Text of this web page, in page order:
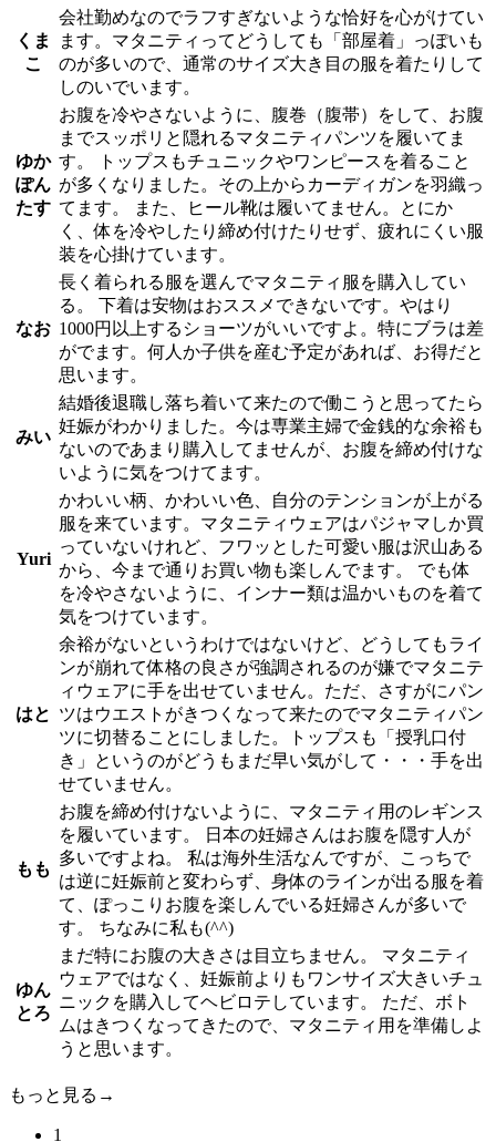
くま
こ
会社勤めなのでラフすぎないような恰好を心がけてい
ます。マタニティってどうしても「部屋着」っぽいも
のが多いので、通常のサイズ大き目の服を着たりして
しのいでいます。
ゆか
ぽん
たす
お腹を冷やさないように、腹巻（腹帯）をして、お腹
までスッポリと隠れるマタニティパンツを履いてま
す。 トップスもチュニックやワンピースを着ること
が多くなりました。その上からカーディガンを羽織っ
てます。 また、ヒール靴は履いてません。とにか
く、体を冷やしたり締め付けたりせず、疲れにくい服
装を心掛けています。
なお
長く着られる服を選んでマタニティ服を購入してい
る。 下着は安物はおススメできないです。やはり
1000円以上するショーツがいいですよ。特にブラは差
がでます。何人か子供を産む予定があれば、お得だと
思います。
みい
結婚後退職し落ち着いて来たので働こうと思ってたら
妊娠がわかりました。今は専業主婦で金銭的な余裕も
ないのであまり購入してませんが、お腹を締め付けな
いように気をつけてます。
Yuri
かわいい柄、かわいい色、自分のテンションが上がる
服を来ています。マタニティウェアはパジャマしか買
っていないけれど、フワッとした可愛い服は沢山ある
から、今まで通りお買い物も楽しんでます。 でも体
を冷やさないように、インナー類は温かいものを着て
気をつけています。
はと
余裕がないというわけではないけど、どうしてもライ
ンが崩れて体格の良さが強調されるのが嫌でマタニテ
ィウェアに手を出せていません。ただ、さすがにパン
ツはウエストがきつくなって来たのでマタニティパン
ツに切替ることにしました。トップスも「授乳口付
き」というのがどうもまだ早い気がして・・・手を出
せていません。
もも
お腹を締め付けないように、マタニティ用のレギンス
を履いています。 日本の妊婦さんはお腹を隠す人が
多いですよね。 私は海外生活なんですが、こっちで
は逆に妊娠前と変わらず、身体のラインが出る服を着
て、ぽっこりお腹を楽しんでいる妊婦さんが多いで
す。 ちなみに私も(^^)
ゆん
とろ
まだ特にお腹の大きさは目立ちません。 マタニティ
ウェアではなく、妊娠前よりもワンサイズ大きいチュ
ニックを購入してヘビロテしています。 ただ、ボト
ムはきつくなってきたので、マタニティ用を準備しよ
うと思います。
もっと見る→
1